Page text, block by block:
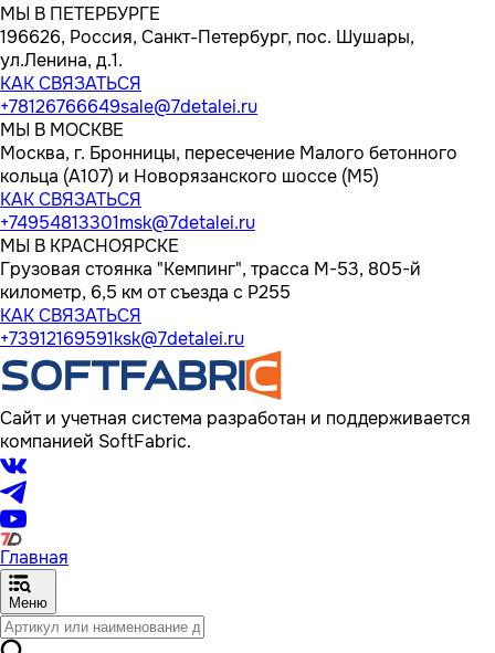
МЫ В ПЕТЕРБУРГЕ
196626, Россия, Санкт-Петербург, пос. Шушары,
ул.Ленина, д.1.
КАК СВЯЗАТЬСЯ
+78126766649sale@7detalei.ru
МЫ В МОСКВЕ
Москва, г. Бронницы, пересечение Малого бетонного
кольца (А107) и Новорязанского шоссе (М5)
КАК СВЯЗАТЬСЯ
+74954813301msk@7detalei.ru
МЫ В КРАСНОЯРСКЕ
Грузовая стоянка "Кемпинг", трасса M-53, 805-й
километр, 6,5 км от съезда с Р255
КАК СВЯЗАТЬСЯ
+73912169591ksk@7detalei.ru
Сайт и учетная система разработан и поддерживается
компанией SoftFabric.
Главная
Меню